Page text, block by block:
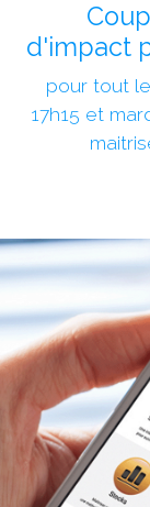
d'impact
pour tout
17h15 et